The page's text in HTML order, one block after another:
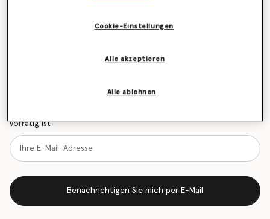
Naturweiß und Schwarz
vorrätig ist
Benachrichtigen Sie mich per E-Mail
Cookie-Einstellungen
Alle ablehnen
Alle akzeptieren